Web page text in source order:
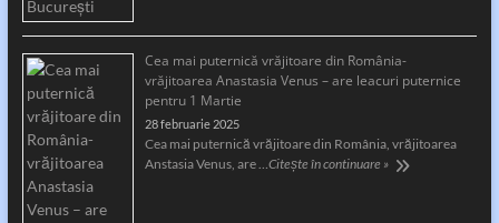
Cea mai puternică vrăjitoare din România-
vrăjitoarea Anastasia Venus – are leacuri puternice
pentru 1 Martie
28 februarie 2025
Cea mai puternică vrăjitoare din România, vrăjitoarea
Anstasia Venus, are …Citește în continuare »